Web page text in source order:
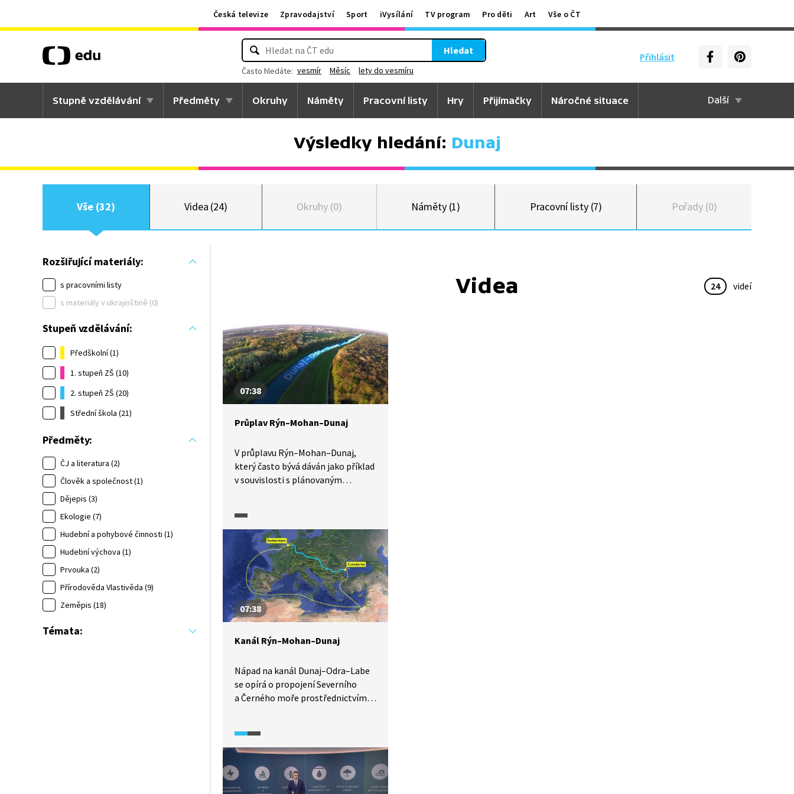
Česká televize Zpravodajství Sport iVysílání TV program Pro děti Art Vše o ČT
Přihlásit
Hledat
Často hledáte: vesmír Měsíc lety do vesmíru
Stupně vzdělávání Předměty Okruhy Náměty Pracovní listy Hry Přijímačky Náročné situace Další
Výsledky hledání: Dunaj
Vše (32) Videa (24) Okruhy (0) Náměty (1) Pracovní listy (7) Pořady (0)
Rozšiřující materiály:
s pracovními listy
s materiály v ukrajinštině (0)
Stupeň vzdělávání:
Předškolní (1)
1. stupeň ZŠ (10)
2. stupeň ZŠ (20)
Střední škola (21)
Předměty:
ČJ a literatura (2)
Člověk a společnost (1)
Dějepis (3)
Ekologie (7)
Hudební a pohybové činnosti (1)
Hudební výchova (1)
Prvouka (2)
Přírodověda Vlastivěda (9)
Zeměpis (18)
Témata:
Videa 24 videí
07:38
Průplav Rýn–Mohan–Dunaj
V průplavu Rýn–Mohan–Dunaj,
který často bývá dáván jako příklad
v souvislosti s plánovaným
Kontejnery se v poslední době
téměř nevozí. Navíc se vodní cesta
potýká se suchem. Vlivem kanálu
se také změnil ráz krajiny. Jaké
jsou tedy přínosy průplavu dnes?
07:38
Kanál Rýn–Mohan–Dunaj
Nápad na kanál Dunaj–Odra–Labe
se opírá o propojení Severního
a Černého moře prostřednictvím
zastánci i odpůrci českého
propojení tří moří porovnat, jak
argumenty té či oné strany
odpovídají nebo kolidují s realitou